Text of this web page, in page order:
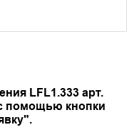
LFL1.333 арт.
помощью кнопки